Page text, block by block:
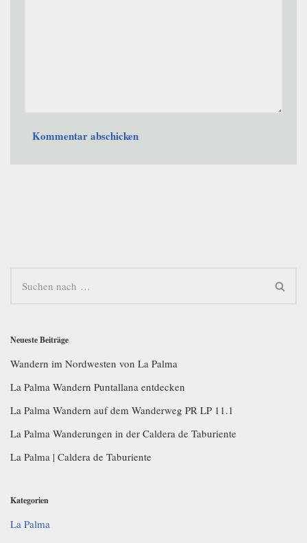
Neueste Beiträge
Wandern im Nordwesten von La Palma
La Palma Wandern Puntallana entdecken
La Palma Wandern auf dem Wanderweg PR LP 11.1
La Palma Wanderungen in der Caldera de Taburiente
La Palma | Caldera de Taburiente
Kategorien
La Palma